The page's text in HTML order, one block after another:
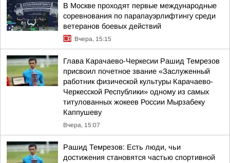
В Москве проходят первые международные
соревнования по парапауэрлифтингу среди
ветеранов боевых действий
Вчера, 15:15
Глава Карачаево-Черкесии Рашид Темрезов
присвоил почетное звание «Заслуженный
работник физической культуры Карачаево-
Черкесской Республики» одному из самых
титулованных жокеев России Мырзабеку
Каппушеву
Вчера, 15:07
Рашид Темрезов: Есть люди, чьи
достижения становятся частью спортивной